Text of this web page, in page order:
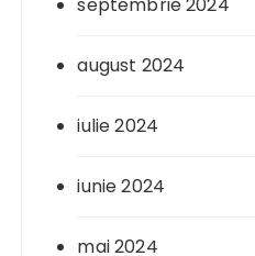
august 2024
iulie 2024
iunie 2024
mai 2024